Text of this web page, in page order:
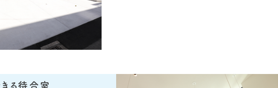
きる待合室